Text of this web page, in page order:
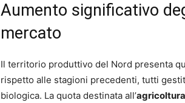
Aumento significativo
mercato
Il territorio produttivo del Nord presenta
rispetto alle stagioni precedenti, tutti
biologica. La quota destinata all’